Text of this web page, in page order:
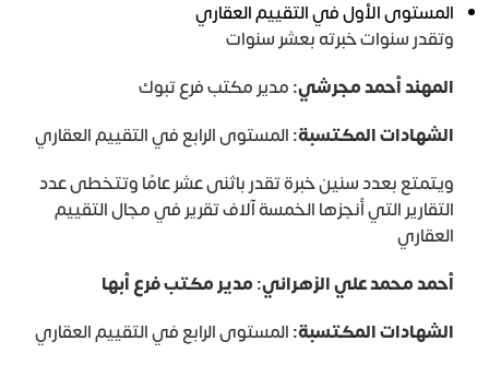
المستوى الأول في التقييم العقاري
وتقدر سنوات خبرته بعشر سنوات
المهند أحمد مجرشي:مدير مكتب فرع تبوك
الشهادات المكتسبة:المستوى الرابع في التقييم العقاري
ويتمتع بعدد سنين خبرة تقدر باثنى عشر عامًا وتتخطى عدد
التقارير التي أنجزها الخمسة آلاف تقرير في مجال التقييم
العقاري
أحمد محمد علي الزهراني: مدير مكتب فرع أبها
الشهادات المكتسبة:المستوى الرابع في التقييم العقاري